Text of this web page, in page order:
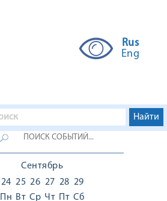
Rus
Eng
Сентябрь
24
Пн
25
Вт
26
Ср
27
Чт
28
Пт
29
Сб